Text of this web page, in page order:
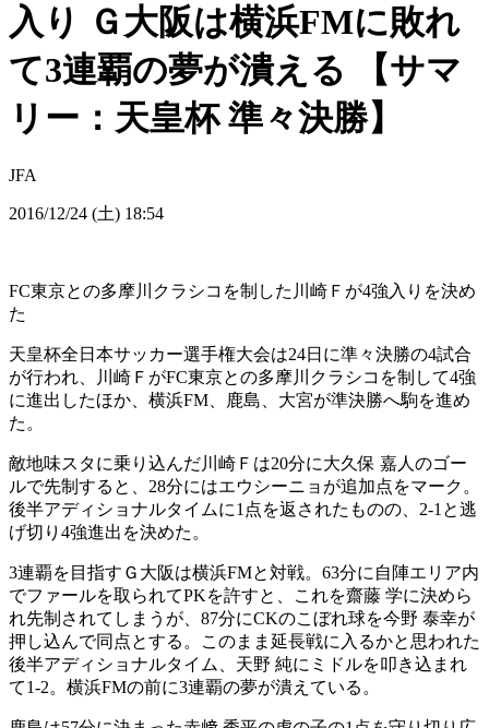
入り Ｇ大阪は横浜FMに敗れ
て3連覇の夢が潰える 【サマ
リー：天皇杯 準々決勝】
JFA
2016/12/24 (土) 18:54
FC東京との多摩川クラシコを制した川崎Ｆが4強入りを決め
た
天皇杯全日本サッカー選手権大会は24日に準々決勝の4試合
が行われ、川崎ＦがFC東京との多摩川クラシコを制して4強
に進出したほか、横浜FM、鹿島、大宮が準決勝へ駒を進め
た。
敵地味スタに乗り込んだ川崎Ｆは20分に大久保 嘉人のゴー
ルで先制すると、28分にはエウシーニョが追加点をマーク。
後半アディショナルタイムに1点を返されたものの、2-1と逃
げ切り4強進出を決めた。
3連覇を目指すＧ大阪は横浜FMと対戦。63分に自陣エリア内
でファールを取られてPKを許すと、これを齋藤 学に決めら
れ先制されてしまうが、87分にCKのこぼれ球を今野 泰幸が
押し込んで同点とする。このまま延長戦に入るかと思われた
後半アディショナルタイム、天野 純にミドルを叩き込まれ
て1-2。横浜FMの前に3連覇の夢が潰えている。